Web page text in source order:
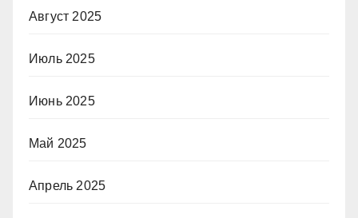
Август 2025
Июль 2025
Июнь 2025
Май 2025
Апрель 2025